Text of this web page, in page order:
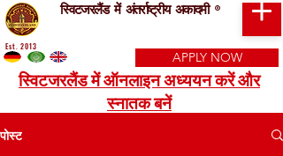
स्विटजरलैंड में अंतर्राष्ट्रीय अकादमी ®
APPLY NOW
स्विटजरलैंड में ऑनलाइन अध्ययन करें और
स्नातक बनें
Est. 2013
पोस्ट